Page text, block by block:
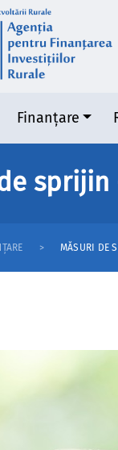
Finanțare
sprijin
MĂSURI DE